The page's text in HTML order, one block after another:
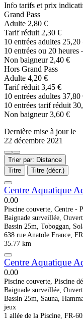
Info tarifs et prix
Grand Pass
Adulte 2,80 €
Tarif réduit 2,30 €
10 entrées adultes 25,20
10 entrées ou 20
Non baigneur 2,40 €
Hors Grand Pass
Adulte 4,20 €
Tarif réduit 3,45 €
10 entrées adultes 37,80
10 entrées tarif réduit
Non baigneur 3,60 €
Dernière mise à jour le
22 décembre 2021
Trier par: Distance
Titre
Titre (décr.)
Centre Aquatique
0.00
Piscine couverte, Centre -
Baignade surveillée,
Bassin 25m, Toboggan,
638 rue Anatole France,
35.77 km
Centre Aquatique
0.00
Piscine couverte, Piscine
Baignade surveillée,
Bassin 25m, Sauna,
jeux
1 allée de la Piscine, FR-